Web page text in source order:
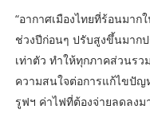
“อากาศเมืองไทยที่ร้อนมาก
ช่วงปีก่อนๆ ปรับสูงขึ้นมาก
เท่าตัว ทำให้ทุกภาคส่วนร
ความสนใจต่อการแก้ไขปั
รูฟฯ ค่าไฟที่ต้องจ่ายลดลงม